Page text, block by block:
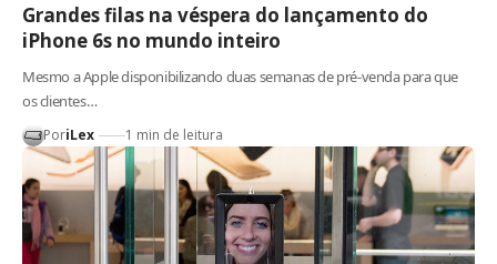
Grandes filas na véspera do lançamento do
iPhone 6s no mundo inteiro
Mesmo a Apple disponibilizando duas semanas de pré-venda para que
os clientes…
PoriLex 1 min de leitura